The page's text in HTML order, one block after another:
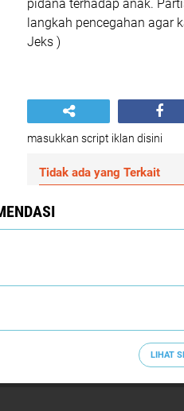
pidana terhadap anak.
langkah pencegahan agar
Jeks )
masukkan script iklan disini
Tidak ada yang Terkait
LIHAT